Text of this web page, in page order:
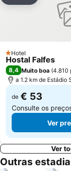
Atocha Metro
Goya
Metropolitano Club
Sol Metro Station
Tetuán
Centro Comercial Gran
1 Estrelas
Hotel
Hostal Falfes
8,4 Muito boa (4.810
a 1.2 km de Estádio
de € 53
Consulte os
Ver
Ver
Outras